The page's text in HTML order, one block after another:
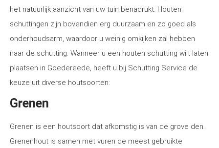
het natuurlijk aanzicht van uw tuin benadrukt. Houten
schuttingen zijn bovendien erg duurzaam en zo goed als
onderhoudsarm, waardoor u weinig omkijken zal hebben
naar de schutting. Wanneer u een houten schutting wilt laten
plaatsen in Goedereede, heeft u bij Schutting Service de
keuze uit diverse houtsoorten:
Grenen
Grenen is een houtsoort dat afkomstig is van de grove den.
Grenenhout is samen met vuren de meest gebruikte